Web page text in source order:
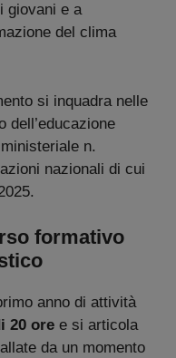
giovani e a
del clima
si inquadra nelle
dell’educazione
n.
nazionali di cui
formativo
anno di attività
20 ore e si articola
da un momento